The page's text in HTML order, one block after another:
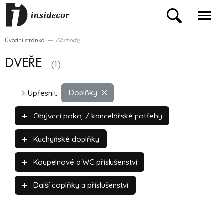
Úvodní stránka Obchody
DVEŘE (1)
Doplňky
Upřesnit:
Obývací pokoj / kancelářské potřeby
Kuchyňské doplňky
Koupelnové a WC příslušenství
Další doplňky a příslušenství